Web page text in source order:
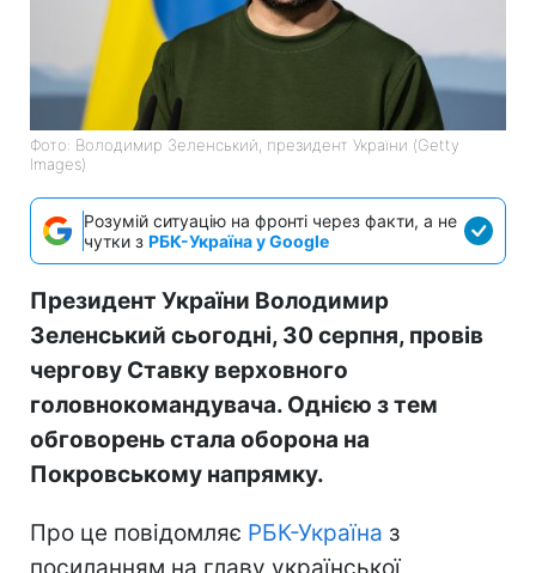
Фото: Володимир Зеленський, президент України (Getty
Images)
Розумій ситуацію на фронті через факти, а не
чутки з РБК-Україна у Google
Президент України Володимир
Зеленський сьогодні, 30 серпня, провів
чергову Ставку верховного
головнокомандувача. Однією з тем
обговорень стала оборона на
Покровському напрямку.
Про це повідомляє РБК-Україна з
посиланням на главу української